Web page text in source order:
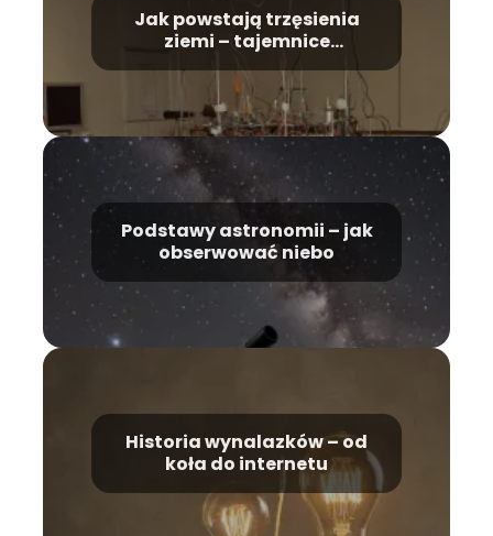
Jak powstają trzęsienia
ziemi – tajemnice
Podstawy astronomii – jak
obserwować niebo
Historia wynalazków – od
koła do internetu